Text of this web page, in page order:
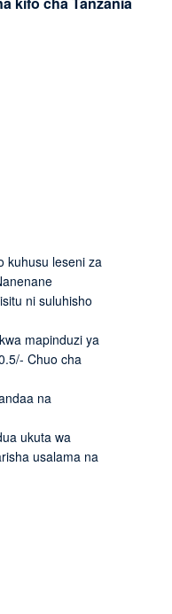
kuhusu leseni za
ni suluhisho
mapinduzi ya
Chuo cha
na
ukuta wa
usalama na